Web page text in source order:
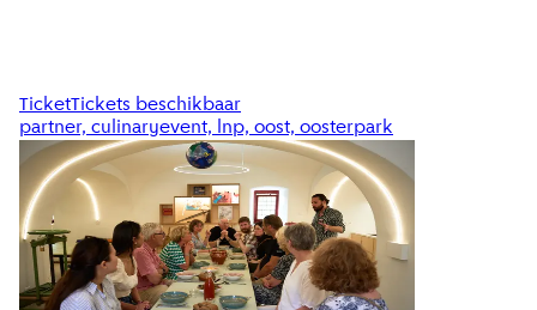
TicketTickets beschikbaar
partner, culinaryevent, lnp, oost, oosterpark